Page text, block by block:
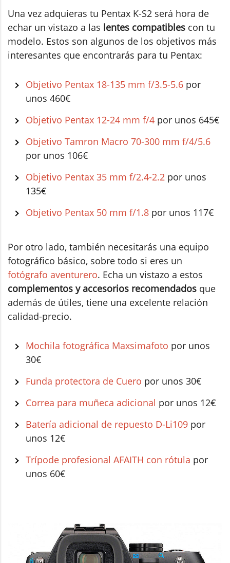
Una vez adquieras tu Pentax K-S2 será hora de
echar un vistazo a las lentes compatibles con tu
modelo. Estos son algunos de los objetivos más
interesantes que encontrarás para tu Pentax:
Objetivo Pentax 18-135 mm f/3.5-5.6 por
unos 460€
Objetivo Pentax 12-24 mm f/4 por unos 645€
Objetivo Tamron Macro 70-300 mm f/4/5.6
por unos 106€
Objetivo Pentax 35 mm f/2.4-2.2 por unos
135€
Objetivo Pentax 50 mm f/1.8 por unos 117€
Por otro lado, también necesitarás una equipo
fotográfico básico, sobre todo si eres un
fotógrafo aventurero. Echa un vistazo a estos
complementos y accesorios recomendados que
además de útiles, tiene una excelente relación
calidad-precio.
Mochila fotográfica Maxsimafoto por unos
30€
Funda protectora de Cuero por unos 30€
Correa para muñeca adicional por unos 12€
Batería adicional de repuesto D-Li109 por
unos 12€
Trípode profesional AFAITH con rótula por
unos 60€